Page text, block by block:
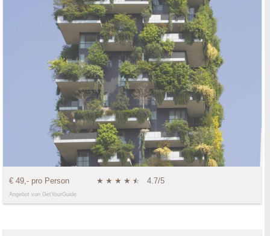
€ 49,- pro Person ★ ★ ★ ★ ★
☆ 4.7/5
Angebot von GetYourGuide